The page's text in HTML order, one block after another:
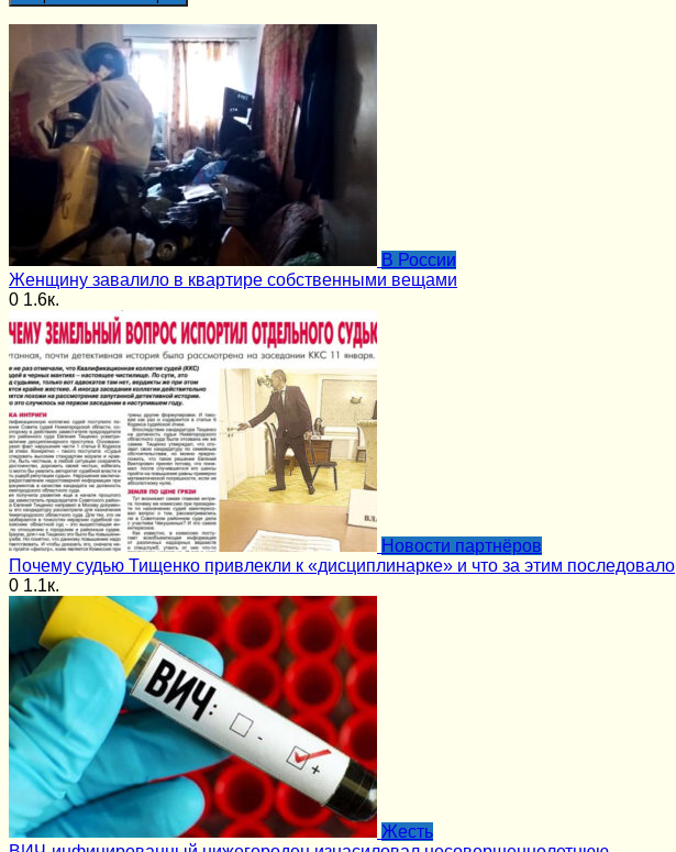
В России
Женщину завалило в квартире собственными вещами
0 1.6к.
Новости партнёров
Почему судью Тищенко привлекли к «дисциплинарке» и что за этим последовало
0 1.1к.
Жесть